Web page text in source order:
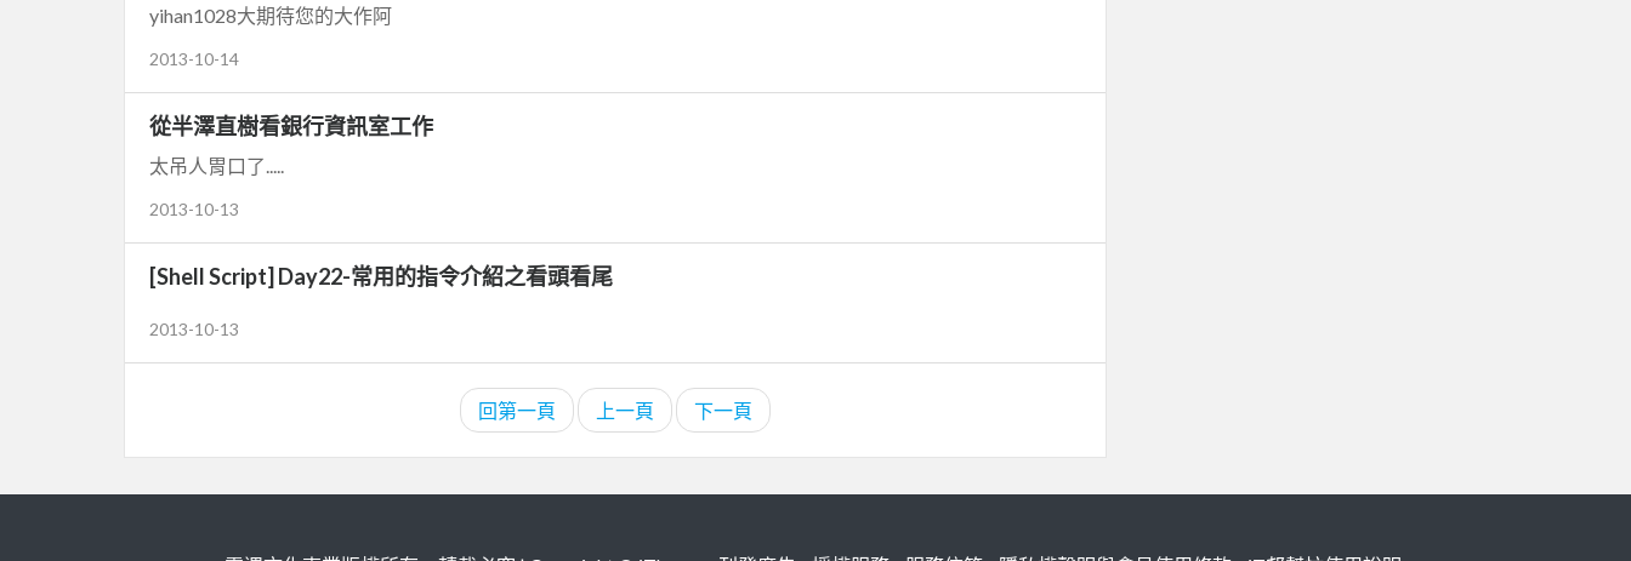
yihan1028大期待您的大作阿
2013-10-14
從半澤直樹看銀行資訊室工作
太吊人胃口了.....
2013-10-13
[Shell Script] Day22-常用的指令介紹之看頭看尾
2013-10-13
回第一頁 上一頁 下一頁